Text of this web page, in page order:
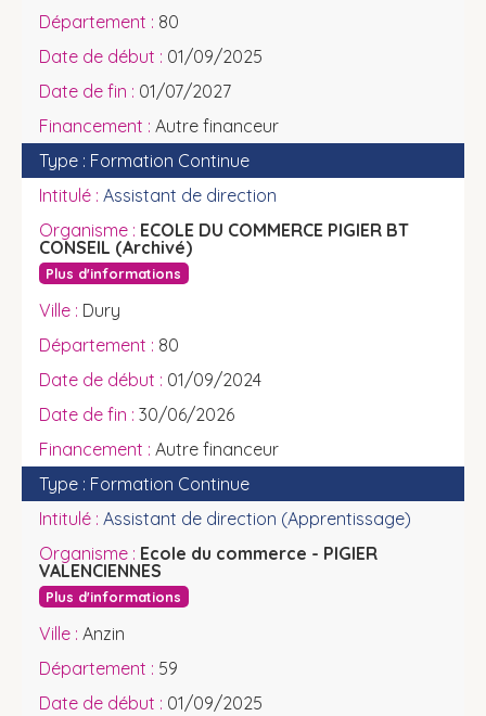
80
01/09/2025
01/07/2027
Autre financeur
Formation Continue
Assistant de direction
ECOLE DU COMMERCE PIGIER BT
CONSEIL (Archivé)
Plus d'informations
Dury
80
01/09/2024
30/06/2026
Autre financeur
Formation Continue
Assistant de direction (Apprentissage)
Ecole du commerce - PIGIER
VALENCIENNES
Plus d'informations
Anzin
59
01/09/2025